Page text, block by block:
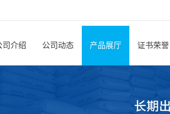
司介绍 公司动态 产品展厅 证书荣誉